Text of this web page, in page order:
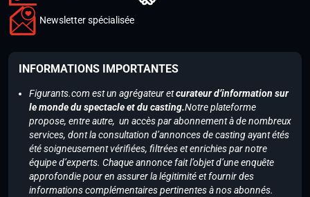
Newsletter spécialisée
INFORMATIONS IMPORTANTES
Figurants.com est un agrégateur etcurateur d’information sur
le monde du spectacle et du casting.Notre plateforme
propose, entre autre, un accès par abonnement à de nombreux
services, dont la consultation d’annonces de casting ayant étés
été soigneusement vérifiées, filtrées et enrichies par notre
équipe d’experts. Chaque annonce fait l’objet d’une enquête
approfondie pour en assurer la légitimité et fournir des
informations complémentaires pertinentes à nos abonnés.